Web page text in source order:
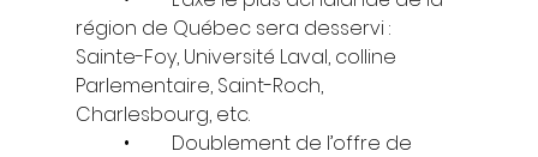
région de Québec sera desservi :
Sainte-Foy, Université Laval, colline
Parlementaire, Saint-Roch,
Charlesbourg, etc.